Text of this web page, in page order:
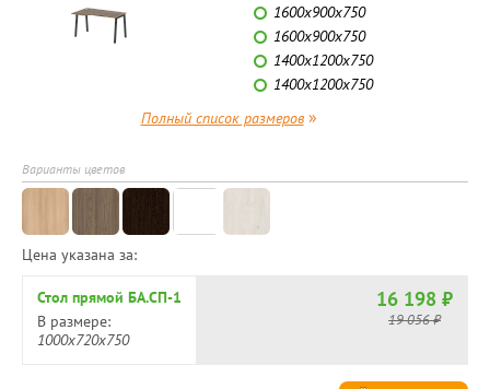
1600х900х750
1600х900х750
1400х1200х750
1400х1200х750
Полный список размеров»
Варианты цветов
Цена указана за:
Стол прямой БА.СП-1
В размере:
1000х720х750
16 198 ₽
19 056 ₽